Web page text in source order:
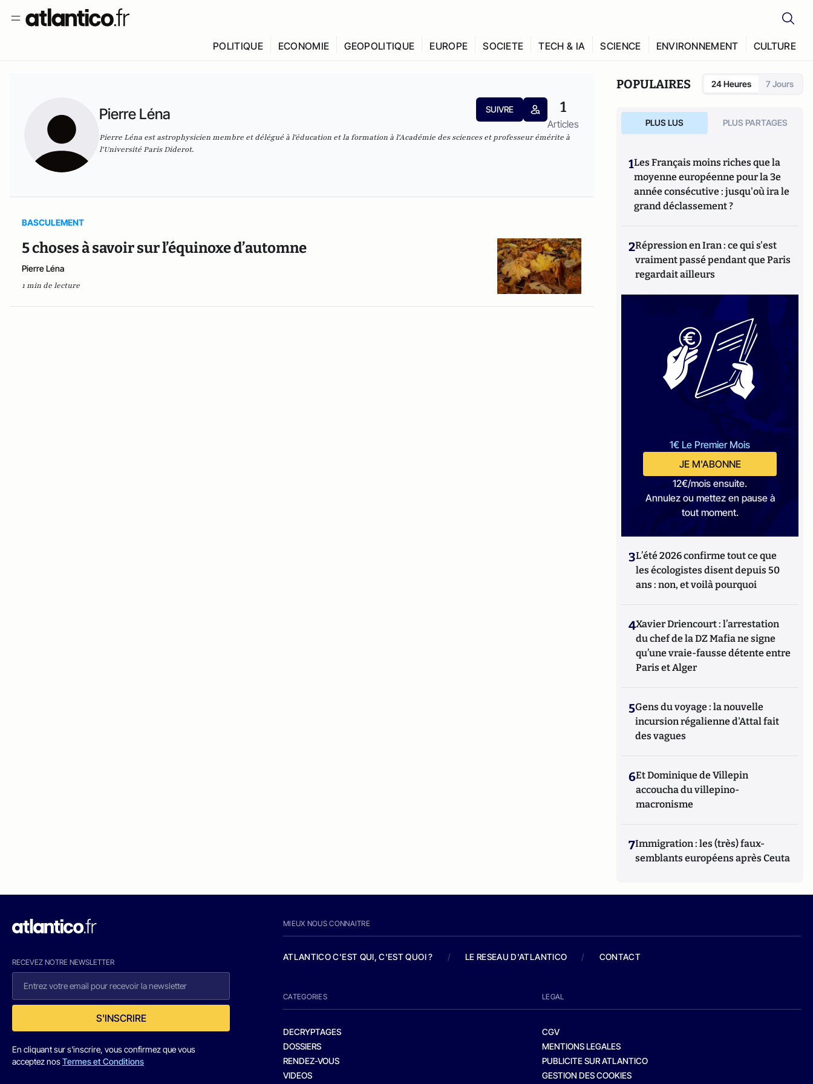
POLITIQUE ECONOMIE GEOPOLITIQUE EUROPE SOCIETE TECH & IA SCIENCE ENVIRONNEMENT CULTURE
Pierre Léna SUIVRE 1
Articles
Pierre Léna est astrophysicien membre et délégué à l'éducation et la formation à l'Académie des sciences et professeur émérite à
l'Université Paris Diderot.
BASCULEMENT
5 choses à savoir sur l’équinoxe d’automne
Pierre Léna
1 min de lecture
POPULAIRES 24 Heures 7 Jours
PLUS LUS PLUS PARTAGES
1Les Français moins riches que la
moyenne européenne pour la 3e
année consécutive : jusqu'où ira le
grand déclassement ?
2Répression en Iran : ce qui s'est
vraiment passé pendant que Paris
regardait ailleurs
1€ Le Premier Mois
JE M'ABONNE
12€/mois ensuite.
Annulez ou mettez en pause à
tout moment.
3L’été 2026 confirme tout ce que
les écologistes disent depuis 50
ans : non, et voilà pourquoi
4Xavier Driencourt : l’arrestation
du chef de la DZ Mafia ne signe
qu’une vraie-fausse détente entre
Paris et Alger
5Gens du voyage : la nouvelle
incursion régalienne d'Attal fait
des vagues
6Et Dominique de Villepin
accoucha du villepino-
macronisme
7Immigration : les (très) faux-
semblants européens après Ceuta
RECEVEZ NOTRE NEWSLETTER
S'INSCRIRE
En cliquant sur s'inscrire, vous confirmez que vous
acceptez nosTermes et Conditions
MIEUX NOUS CONNAITRE
ATLANTICO C'EST QUI, C'EST QUOI ? / LE RESEAU D'ATLANTICO / CONTACT
CATEGORIES
DECRYPTAGES
DOSSIERS
RENDEZ-VOUS
VIDEOS
LEGAL
CGV
MENTIONS LEGALES
PUBLICITE SUR ATLANTICO
GESTION DES COOKIES